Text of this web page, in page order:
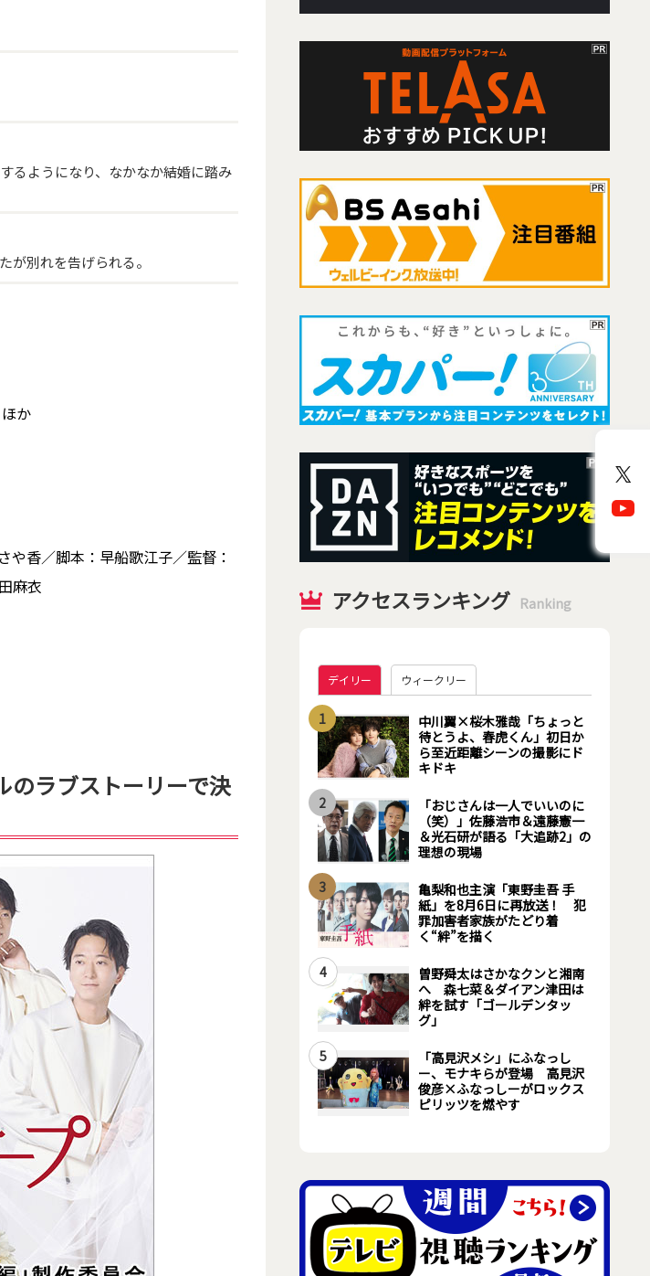
るようになり、なかなか結婚に踏み
が別れを告げられる。
か
香／脚本：早船歌江子／監督：
麻衣
のラブストーリーで決
アクセスランキング Ranking
デイリー ウィークリー
1
中川翼×桜木雅哉「ちょっと
待とうよ、春虎くん」初日か
ら至近距離シーンの撮影にド
キドキ
2
「おじさんは一人でいいのに
（笑）」佐藤浩市＆遠藤憲一
＆光石研が語る「大追跡2」の
理想の現場
3
亀梨和也主演「東野圭吾 手
紙」を8月6日に再放送！ 犯
罪加害者家族がたどり着
く“絆”を描く
4
曽野舜太はさかなクンと湘南
へ 森七菜＆ダイアン津田は
絆を試す「ゴールデンタッ
グ」
5
「高見沢メシ」にふなっし
ー、モナキらが登場 高見沢
俊彦×ふなっしーがロックス
ピリッツを燃やす